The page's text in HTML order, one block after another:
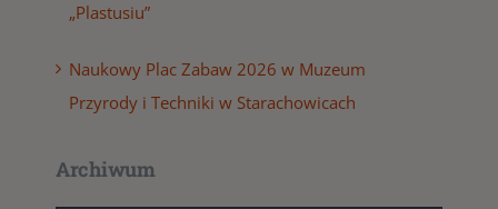
„Plastusiu”
Naukowy Plac Zabaw 2026 w Muzeum
Przyrody i Techniki w Starachowicach
Archiwum